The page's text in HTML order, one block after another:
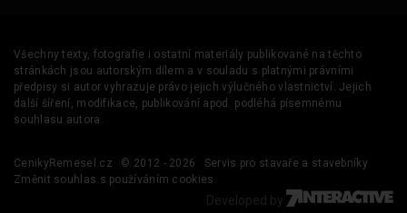
Všechny texty, fotografie i ostatní materiály publikované na těchto
stránkách jsou autorským dílem a v souladu s platnými právními
předpisy si autor vyhrazuje právo jejich výlučného vlastnictví. Jejich
další šíření, modifikace, publikování apod. podléhá písemnému
souhlasu autora.
CenikyRemesel.cz © 2012 - 2026
Servis pro stavaře a stavebníky
Změnit souhlas s používáním cookies
Developed by